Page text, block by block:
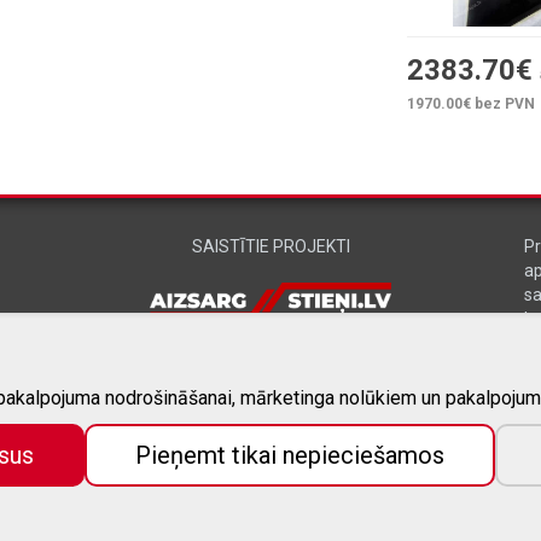
2383.70€
1970.00€ bez PVN
SAISTĪTIE PROJEKTI
nodrošināšanai, mārketinga nolūkiem un
Pieņemt tikai nepieciešamos